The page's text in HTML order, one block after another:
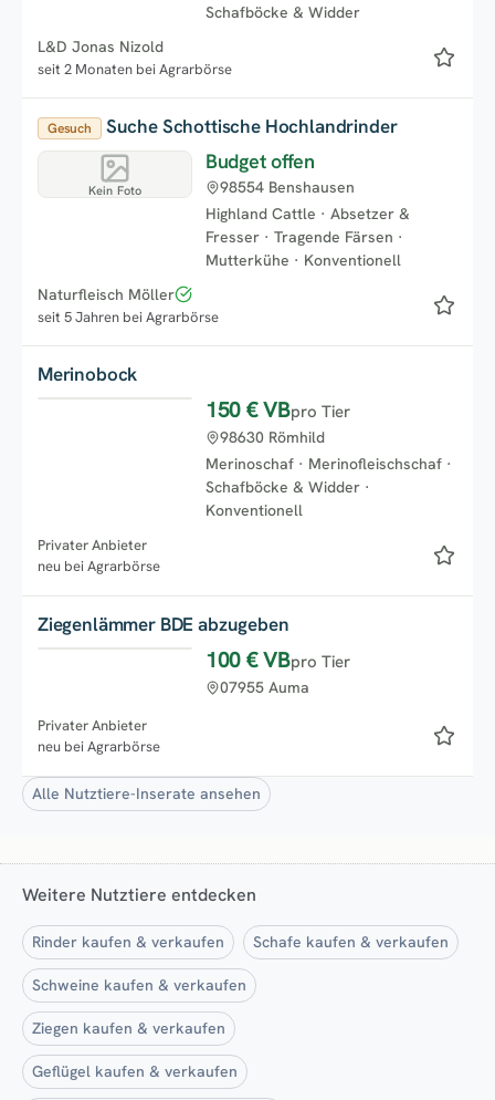
Schafböcke & Widder
L&D Jonas Nizold
seit 2 Monaten bei Agrarbörse
Kein Foto
Gesuch Suche Schottische Hochlandrinder
Budget offen
Highland Cattle · Absetzer &
Fresser · Tragende Färsen ·
Mutterkühe · Konventionell
98554 Benshausen
Naturfleisch Möller
seit 5 Jahren bei Agrarbörse
Merinobock
150 €VBpro Tier
Merinoschaf · Merinofleischschaf ·
Schafböcke & Widder ·
Konventionell
98630 Römhild
Privater Anbieter
neu bei Agrarbörse
Ziegenlämmer BDE abzugeben
100 €VBpro Tier
07955 Auma
Privater Anbieter
neu bei Agrarbörse
Alle Nutztiere-Inserate ansehen
Weitere Nutztiere entdecken
Rinder kaufen & verkaufen Schafe kaufen & verkaufen
Schweine kaufen & verkaufen
Ziegen kaufen & verkaufen
Geflügel kaufen & verkaufen